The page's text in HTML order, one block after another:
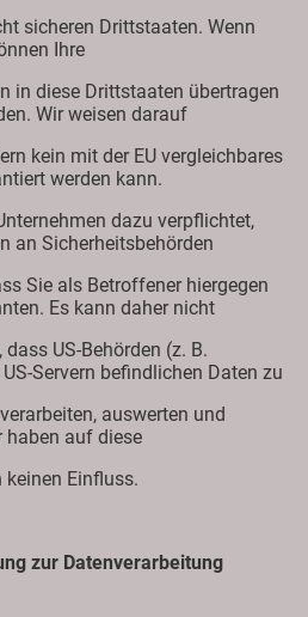
sicheren Drittstaaten. Wenn
Ihre
in diese Drittstaaten übertragen
Wir weisen darauf
kein mit der EU vergleichbares
werden kann.
dazu verpflichtet,
an Sicherheitsbehörden
Sie als Betroffener hiergegen
Es kann daher nicht
US-Behörden (z. B.
Servern befindlichen Daten zu
auswerten und
haben auf diese
Einfluss.
zur Datenverarbeitung